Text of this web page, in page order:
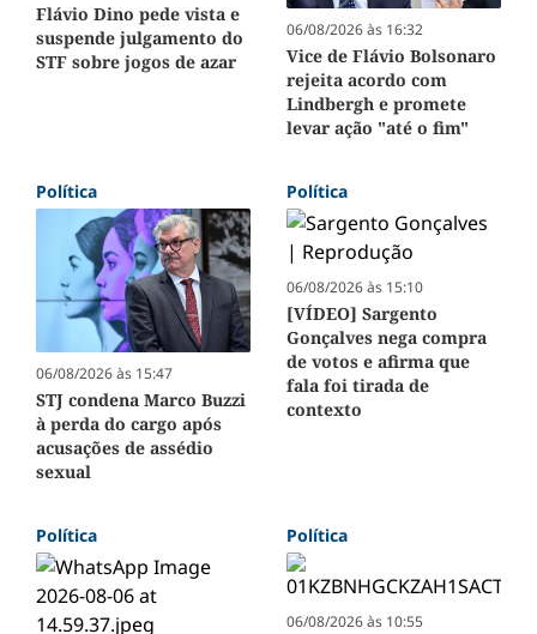
Flávio Dino pede vista e
suspende julgamento do
STF sobre jogos de azar
06/08/2026 às 16:32
Vice de Flávio Bolsonaro
rejeita acordo com
Lindbergh e promete
levar ação "até o fim"
Política
06/08/2026 às 15:47
STJ condena Marco Buzzi
à perda do cargo após
acusações de assédio
sexual
Política
06/08/2026 às 15:10
[VÍDEO] Sargento
Gonçalves nega compra
de votos e afirma que
fala foi tirada de
contexto
Política Política
06/08/2026 às 10:55